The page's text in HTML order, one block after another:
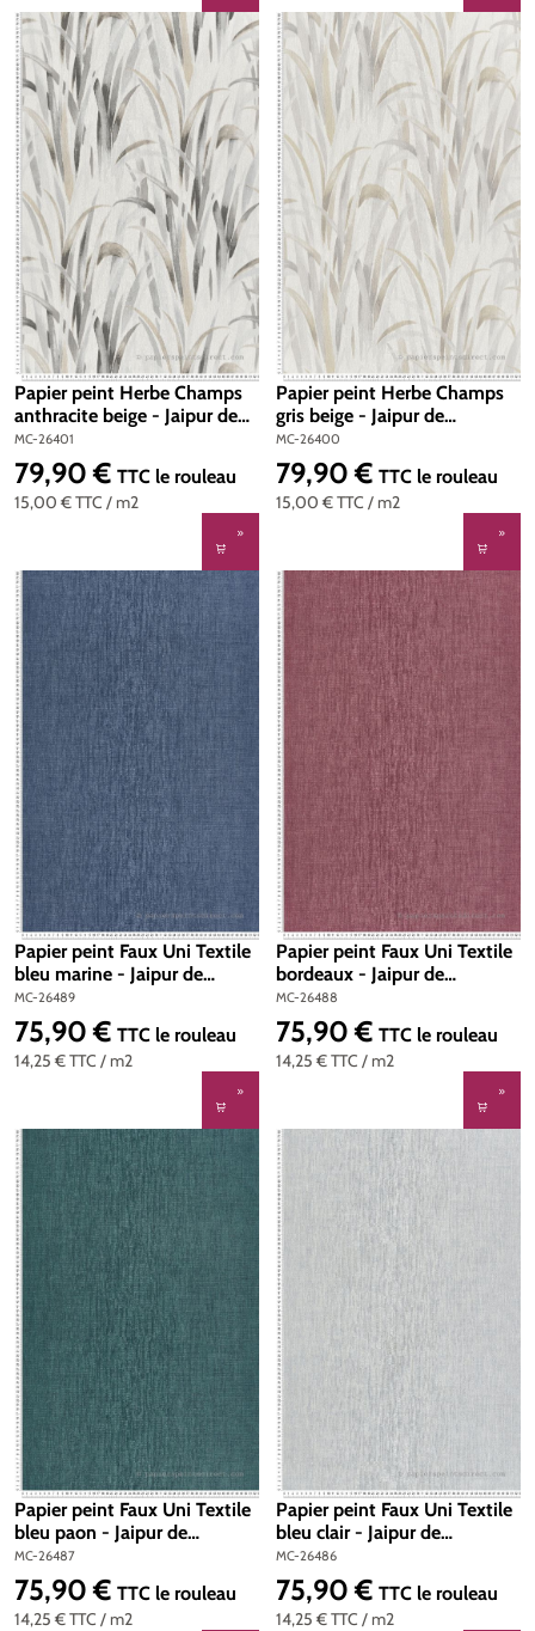
Papier peint Herbe Champs
anthracite beige - Jaipur de
Montecolino | Réf. MC-26401
MC-26401
15,00 €TTC / m2
Prix régulier :
79,90 € TTC le rouleau
Papier peint Herbe Champs
gris beige - Jaipur de
Montecolino | Réf. MC-
26400
MC-26400
15,00 €TTC / m2
Prix régulier :
79,90 € TTC le rouleau
Papier peint Faux Uni Textile
bleu marine - Jaipur de
Montecolino | Réf. MC-26489
MC-26489
14,25 €TTC / m2
Prix régulier :
75,90 € TTC le rouleau
Papier peint Faux Uni Textile
bordeaux - Jaipur de
Montecolino | Réf. MC-
26488
MC-26488
14,25 €TTC / m2
Prix régulier :
75,90 € TTC le rouleau
Papier peint Faux Uni Textile
bleu paon - Jaipur de
Montecolino | Réf. MC-26487
MC-26487
14,25 €TTC / m2
Prix régulier :
75,90 € TTC le rouleau
Papier peint Faux Uni Textile
bleu clair - Jaipur de
Montecolino | Réf. MC-26486
MC-26486
14,25 €TTC / m2
Prix régulier :
75,90 € TTC le rouleau